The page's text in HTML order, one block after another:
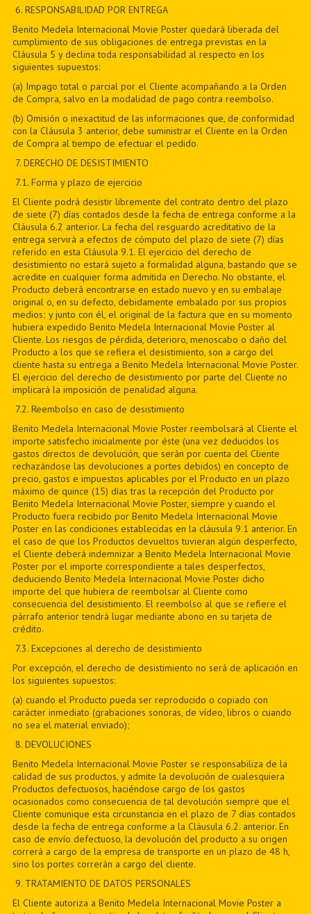
6. RESPONSABILIDAD POR ENTREGA
Benito Medela Internacional Movie Poster quedará liberada del
cumplimiento de sus obligaciones de entrega previstas en la
Cláusula 5 y declina toda responsabilidad al respecto en los
siguientes supuestos:
(a) Impago total o parcial por el Cliente acompañando a la Orden
de Compra, salvo en la modalidad de pago contra reembolso.
(b) Omisión o inexactitud de las informaciones que, de conformidad
con la Cláusula 3 anterior, debe suministrar el Cliente en la Orden
de Compra al tiempo de efectuar el pedido.
7. DERECHO DE DESISTIMIENTO
7.1. Forma y plazo de ejercicio
El Cliente podrá desistir libremente del contrato dentro del plazo
de siete (7) días contados desde la fecha de entrega conforme a la
Cláusula 6.2 anterior. La fecha del resguardo acreditativo de la
entrega servirá a efectos de cómputo del plazo de siete (7) días
referido en esta Cláusula 9.1. El ejercicio del derecho de
desistimiento no estará sujeto a formalidad alguna, bastando que se
acredite en cualquier forma admitida en Derecho. No obstante, el
Producto deberá encontrarse en estado nuevo y en su embalaje
original o, en su defecto, debidamente embalado por sus propios
medios; y junto con él, el original de la factura que en su momento
hubiera expedido Benito Medela Internacional Movie Poster al
Cliente. Los riesgos de pérdida, deterioro, menoscabo o daño del
Producto a los que se refiera el desistimiento, son a cargo del
cliente hasta su entrega a Benito Medela Internacional Movie Poster.
El ejercicio del derecho de desistimiento por parte del Cliente no
implicará la imposición de penalidad alguna.
7.2. Reembolso en caso de desistimiento
Benito Medela Internacional Movie Poster reembolsará al Cliente el
importe satisfecho inicialmente por éste (una vez deducidos los
gastos directos de devolución, que serán por cuenta del Cliente
rechazándose las devoluciones a portes debidos) en concepto de
precio, gastos e impuestos aplicables por el Producto en un plazo
máximo de quince (15) días tras la recepción del Producto por
Benito Medela Internacional Movie Poster, siempre y cuando el
Producto fuera recibido por Benito Medela Internacional Movie
Poster en las condiciones establecidas en la cláusula 9.1 anterior. En
el caso de que los Productos devueltos tuvieran algún desperfecto,
el Cliente deberá indemnizar a Benito Medela Internacional Movie
Poster por el importe correspondiente a tales desperfectos,
deduciendo Benito Medela Internacional Movie Poster dicho
importe del que hubiera de reembolsar al Cliente como
consecuencia del desistimiento. El reembolso al que se refiere el
párrafo anterior tendrá lugar mediante abono en su tarjeta de
crédito.
7.3. Excepciones al derecho de desistimiento
Por excepción, el derecho de desistimiento no será de aplicación en
los siguientes supuestos:
(a) cuando el Producto pueda ser reproducido o copiado con
carácter inmediato (grabaciones sonoras, de vídeo, libros o cuando
no sea el material enviado);
8. DEVOLUCIONES
Benito Medela Internacional Movie Poster se responsabiliza de la
calidad de sus productos, y admite la devolución de cualesquiera
Productos defectuosos, haciéndose cargo de los gastos
ocasionados como consecuencia de tal devolución siempre que el
Cliente comunique esta circunstancia en el plazo de 7 días contados
desde la fecha de entrega conforme a la Cláusula 6.2. anterior. En
caso de envío defectuoso, la devolución del producto a su origen
correrá a cargo de la empresa de transporte en un plazo de 48 h,
sino los portes correrán a cargo del cliente.
9. TRATAMIENTO DE DATOS PERSONALES
El Cliente autoriza a Benito Medela Internacional Movie Poster a